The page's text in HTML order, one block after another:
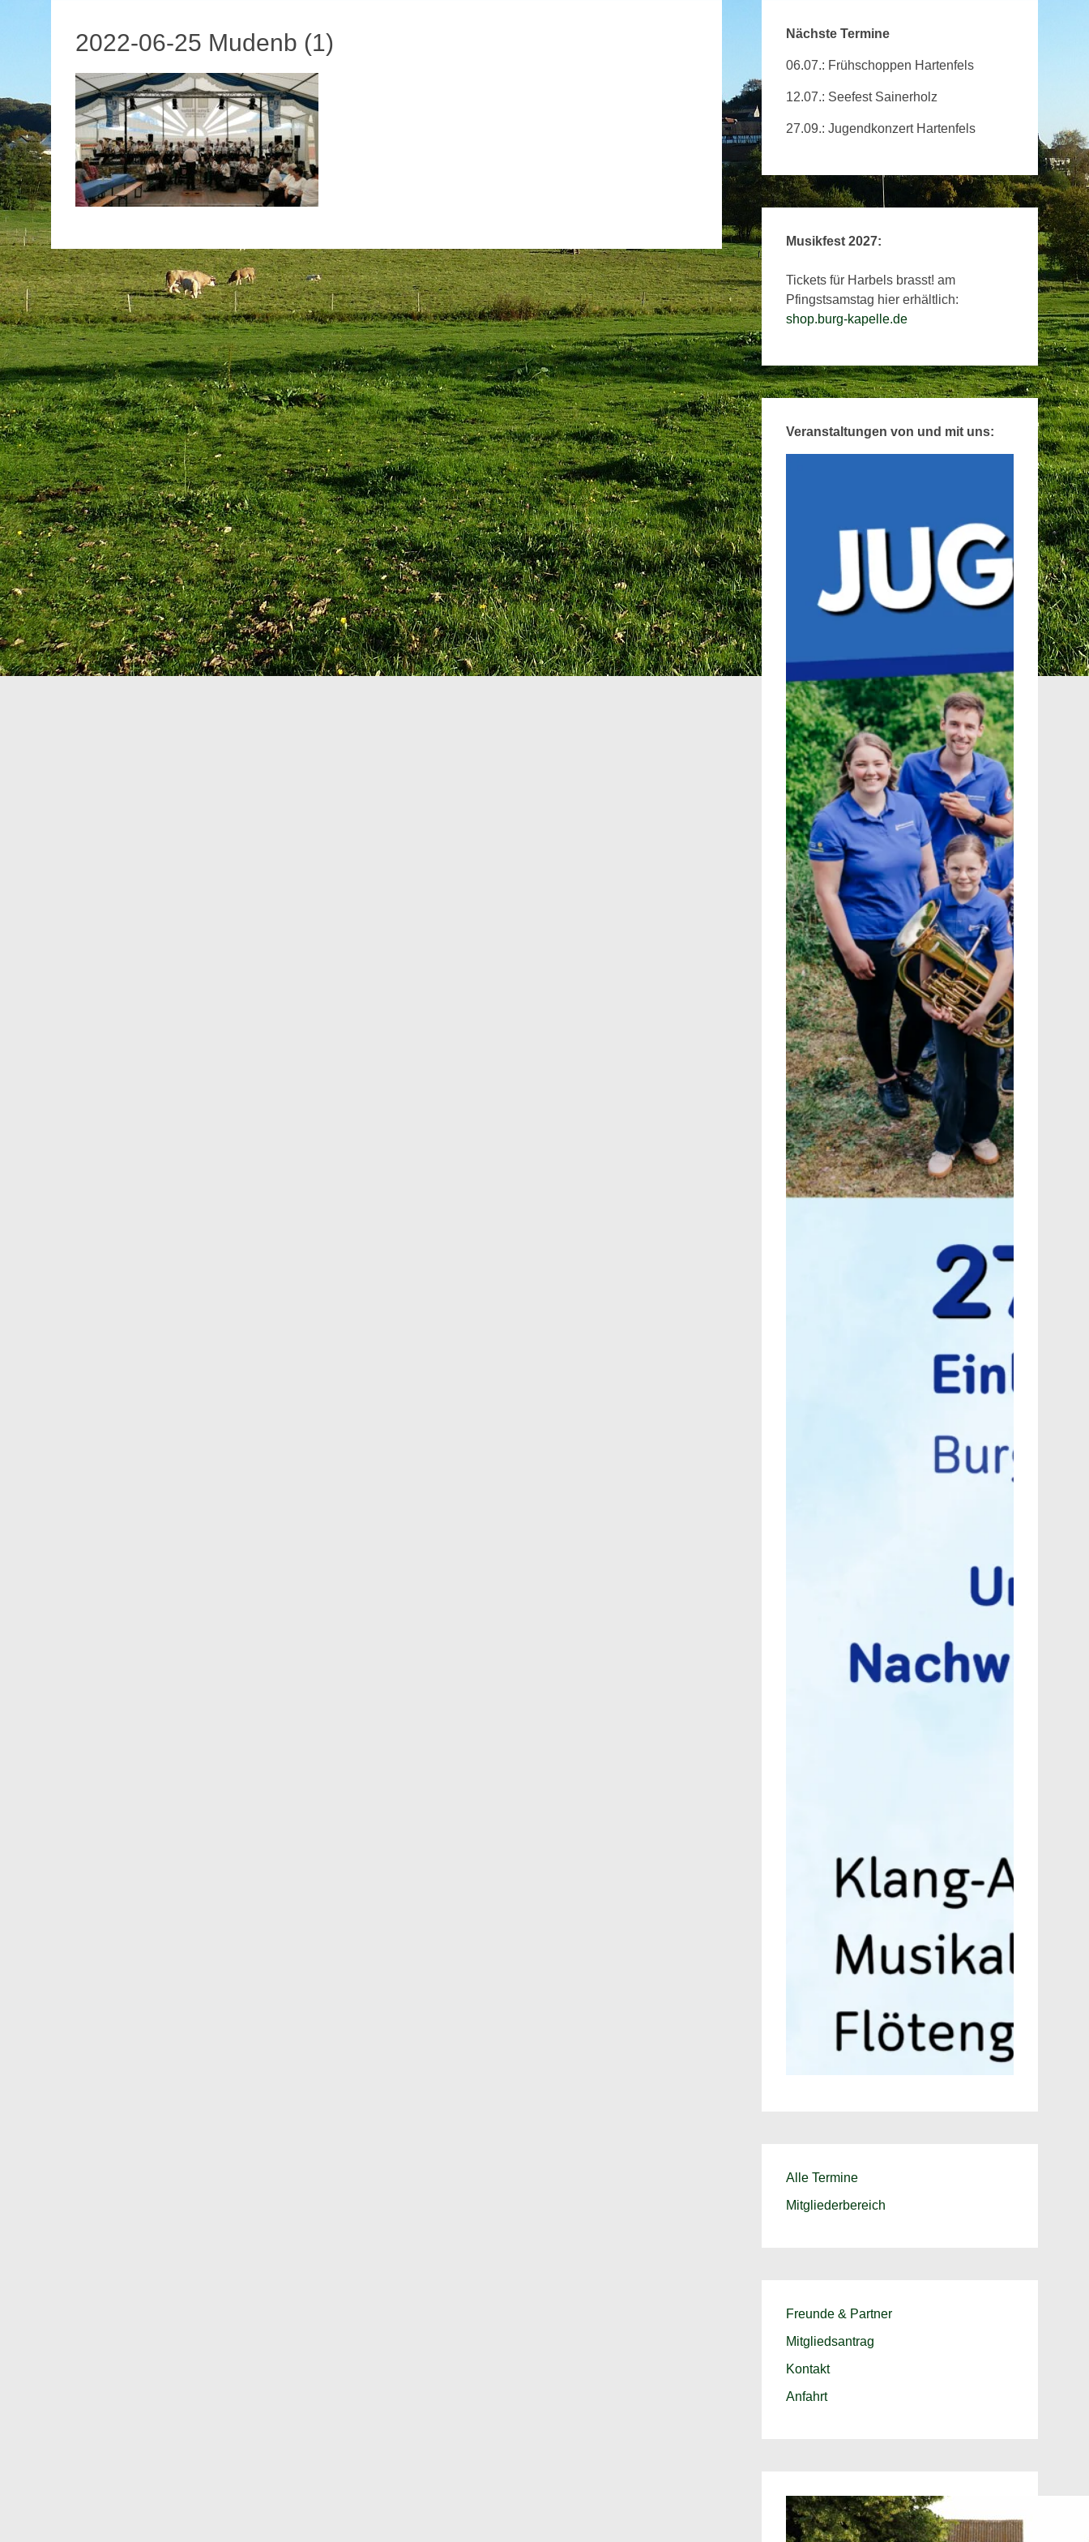
2022-06-25 Mudenb (1) Nächste Termine
06.07.: Frühschoppen Hartenfels
12.07.: Seefest Sainerholz
27.09.: Jugendkonzert Hartenfels
Musikfest 2027:
Tickets für Harbels brasst! am
Pfingstsamstag hier erhältlich:
shop.burg-kapelle.de
Veranstaltungen von und mit uns:
Alle Termine
Mitgliederbereich
Freunde & Partner
Mitgliedsantrag
Kontakt
Anfahrt